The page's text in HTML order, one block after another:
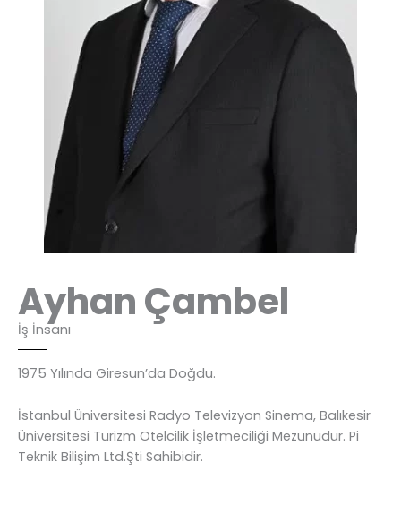
Ayhan Çambel
İş İnsanı
1975 Yılında Giresun’da Doğdu.
İstanbul Üniversitesi Radyo Televizyon Sinema, Balıkesir
Üniversitesi Turizm Otelcilik İşletmeciliği Mezunudur. Pi
Teknik Bilişim Ltd.Şti Sahibidir.